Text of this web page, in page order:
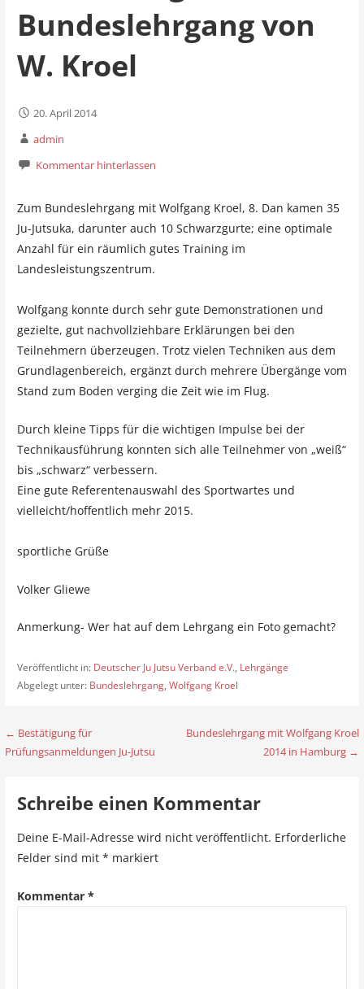
Bundeslehrgang von
W. Kroel
20. April 2014
admin
Kommentar hinterlassen
Zum Bundeslehrgang mit Wolfgang Kroel, 8. Dan kamen 35
Ju-Jutsuka, darunter auch 10 Schwarzgurte; eine optimale
Anzahl für ein räumlich gutes Training im
Landesleistungszentrum.
Wolfgang konnte durch sehr gute Demonstrationen und
gezielte, gut nachvollziehbare Erklärungen bei den
Teilnehmern überzeugen. Trotz vielen Techniken aus dem
Grundlagenbereich, ergänzt durch mehrere Übergänge vom
Stand zum Boden verging die Zeit wie im Flug.
Durch kleine Tipps für die wichtigen Impulse bei der
Technikausführung konnten sich alle Teilnehmer von „weiß“
bis „schwarz“ verbessern.
Eine gute Referentenauswahl des Sportwartes und
vielleicht/hoffentlich mehr 2015.
sportliche Grüße
Volker Gliewe
Anmerkung- Wer hat auf dem Lehrgang ein Foto gemacht?
Veröffentlicht in: Deutscher Ju Jutsu Verband e.V., Lehrgänge
Abgelegt unter: Bundeslehrgang, Wolfgang Kroel
B
a
← Bestätigung für
Prüfungsanmeldungen Ju-Jutsu
Bundeslehrgang mit Wolfgang Kroel
2014 in Hamburg →
Schreibe einen Kommentar
Deine E-Mail-Adresse wird nicht veröffentlicht. Erforderliche
Felder sind mit * markiert
Kommentar *